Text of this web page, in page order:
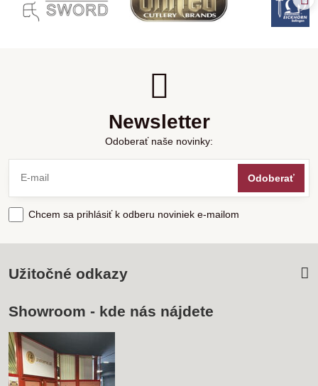
Newsletter
Odoberať naše novinky:
Odoberať
Chcem sa prihlásiť k odberu noviniek e-mailom
Užitočné odkazy
Showroom - kde nás nájdete